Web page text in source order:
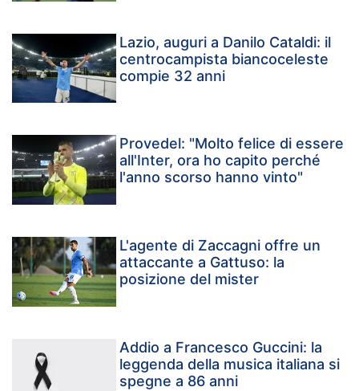
Lazio, auguri a Danilo Cataldi: il
centrocampista biancoceleste
compie 32 anni
Provedel: "Molto felice di essere
all'Inter, ora ho capito perché
l'anno scorso hanno vinto"
L'agente di Zaccagni offre un
attaccante a Gattuso: la
posizione del mister
Addio a Francesco Guccini: la
leggenda della musica italiana si
spegne a 86 anni